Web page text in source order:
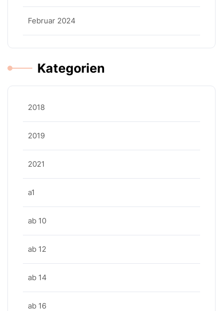
Februar 2024
Kategorien
2018
2019
2021
a1
ab 10
ab 12
ab 14
ab 16